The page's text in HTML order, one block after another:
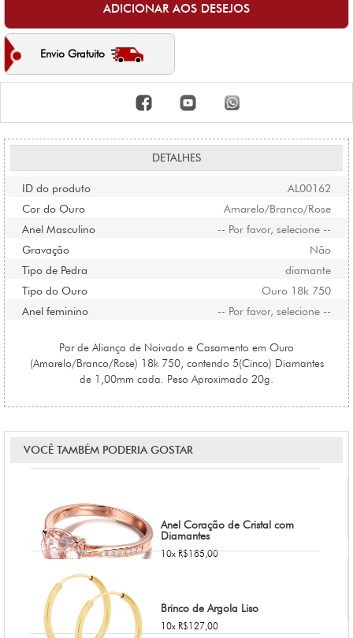
Envio Gratuito
DETALHES
ID do produto AL00162
Cor do Ouro Amarelo/Branco/Rose
Anel Masculino -- Por favor, selecione --
Gravação Não
Tipo de Pedra diamante
Tipo do Ouro Ouro 18k 750
Anel feminino -- Por favor, selecione --
Par de Aliança de Noivado e Casamento em Ouro
(Amarelo/Branco/Rose) 18k 750, contendo 5(Cinco) Diamantes
de 1,00mm cada. Peso Aproximado 20g.
VOCÊ TAMBÉM PODERIA GOSTAR
Anel Coração de Cristal com
Diamantes
10x R$185,00
Brinco de Argola Liso
10x R$127,00